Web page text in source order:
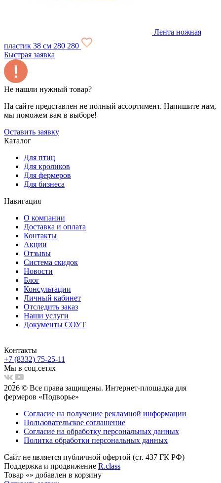
Лента ножная
пластик 38 см 280 280
Быстрая заявка
Не нашли нужный товар?
На сайте представлен не полный ассортимент. Напишите нам,
мы поможем вам в выборе!
Оставить заявку
Каталог
Для птиц
Для кроликов
Для фермеров
Для бизнеса
Навигация
О компании
Доставка и оплата
Контакты
Акции
Отзывы
Система скидок
Новости
Блог
Консультации
Личный кабинет
Отследить заказ
Наши услуги
Документы СОУТ
Контакты
+7 (8332) 75-25-11
Мы в соц.сетях
2026 © Все права защищены. Интернет-площадка для
фермеров «Подворье»
Согласие на получение рекламной информации
Пользовательское соглашение
Согласие на обработку персональных данных
Политка обработки персональных данных
Сайт не является публичной офертой (ст. 437 ГК РФ)
Поддержка и продвижение R.class
Товар «» добавлен в корзину